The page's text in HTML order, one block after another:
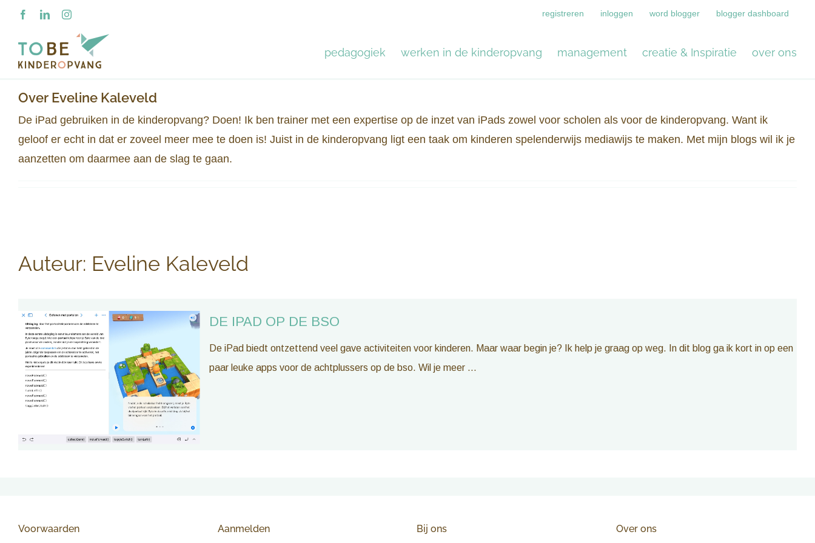
inhoud
FacebookLinkedInInstagram registreren inloggen word blogger blogger dashboard
pedagogiek werken in de kinderopvang management creatie & Inspiratie over ons
Over Eveline Kaleveld
De iPad gebruiken in de kinderopvang? Doen! Ik ben trainer met een expertise op de inzet van iPads zowel voor scholen als voor de kinderopvang. Want ik
geloof er echt in dat er zoveel meer mee te doen is! Juist in de kinderopvang ligt een taak om kinderen spelenderwijs mediawijs te maken. Met mijn blogs wil ik je
aanzetten om daarmee aan de slag te gaan.
Auteur: Eveline Kaleveld
DE IPAD OP DE BSO
De iPad biedt ontzettend veel gave activiteiten voor kinderen. Maar waar begin je? Ik help je graag op weg. In dit blog ga ik kort in op een
paar leuke apps voor de achtplussers op de bso. Wil je meer ...
Voorwaarden Aanmelden Bij ons Over ons